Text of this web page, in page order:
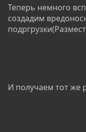
Теперь немного
создадим
И получаем тот же